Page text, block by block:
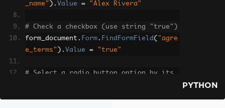
_name" ). Value = "Alex Rivera"
# Check a checkbox (use string "true")
form_document . Form . FindFormField ( "agre
e_terms" ). Value = "true"
# Select a radio button option by its
PYTHON